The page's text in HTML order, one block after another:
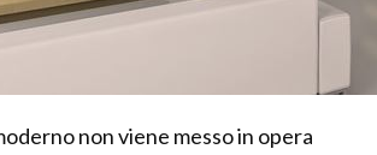
non viene messo in opera